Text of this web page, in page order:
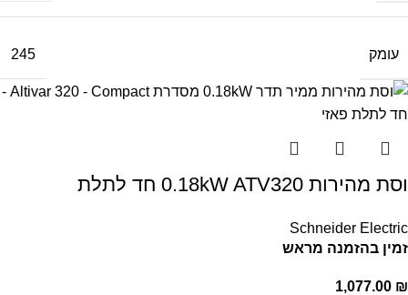
עומק 245
וסת מהירות 0.18kW ATV320 חד לתלת
Schneider Electric
זמין בהזמנה מראש
1,077.00 ₪